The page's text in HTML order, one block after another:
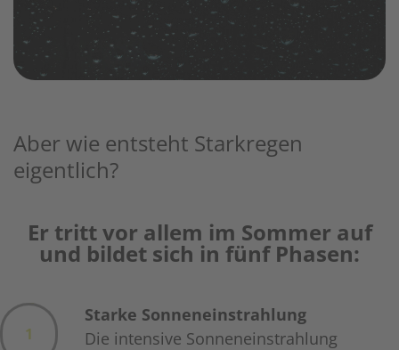
Aber wie entsteht Starkregen
eigentlich?
Er tritt vor allem im Sommer auf
und bildet sich in fünf Phasen:
1
Starke Sonneneinstrahlung
Die intensive Sonneneinstrahlung